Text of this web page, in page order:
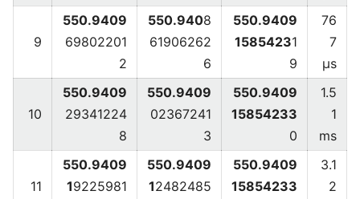
9
550.9409
69802201
2
550.9408
61906262
6
550.9409
15854231
9
76
7
μs
10
550.9409
29341224
8
550.9409
02367241
3
550.9409
15854233
0
1.5
1
ms
11
550.9409
19225981
550.9409
12482485
550.9409
15854233
3.1
2